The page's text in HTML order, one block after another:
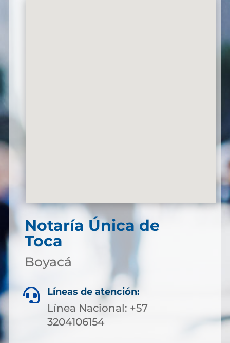
Notaría Única de
Toca
Boyacá
 Líneas de atención:
Línea Nacional: +57
3204106154